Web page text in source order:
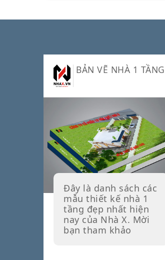
BẢN VẼ NHÀ 1 TẦNG
Đây là danh sách các
mẫu thiết kế nhà 1
tầng đẹp nhất hiện
nay của Nhà X. Mời
bạn tham khảo